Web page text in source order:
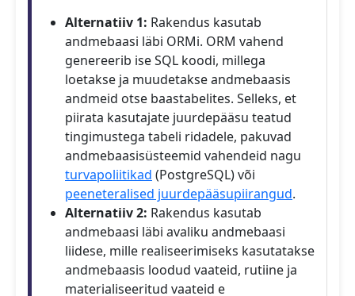
Alternatiiv 1: Rakendus kasutab
andmebaasi läbi ORMi. ORM vahend
genereerib ise SQL koodi, millega
loetakse ja muudetakse andmebaasis
andmeid otse baastabelites. Selleks, et
piirata kasutajate juurdepääsu teatud
tingimustega tabeli ridadele, pakuvad
andmebaasisüsteemid vahendeid nagu
turvapoliitikad (PostgreSQL) või
peeneteralised juurdepääsupiirangud.
Alternatiiv 2: Rakendus kasutab
andmebaasi läbi avaliku andmebaasi
liidese, mille realiseerimiseks kasutatakse
andmebaasis loodud vaateid, rutiine ja
materialiseeritud vaateid e